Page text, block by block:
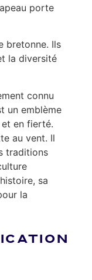
porte
bretonne. Ils
la diversité
connu
un emblème
en fierté.
au vent. Il
traditions
sa
la